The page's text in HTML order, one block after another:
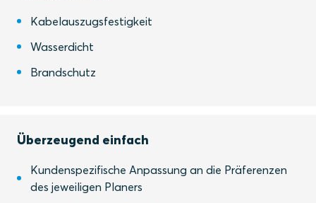
Kabelauszugsfestigkeit
Wasserdicht
Brandschutz
Überzeugend einfach
Kundenspezifische Anpassung an die Präferenzen
des jeweiligen Planers